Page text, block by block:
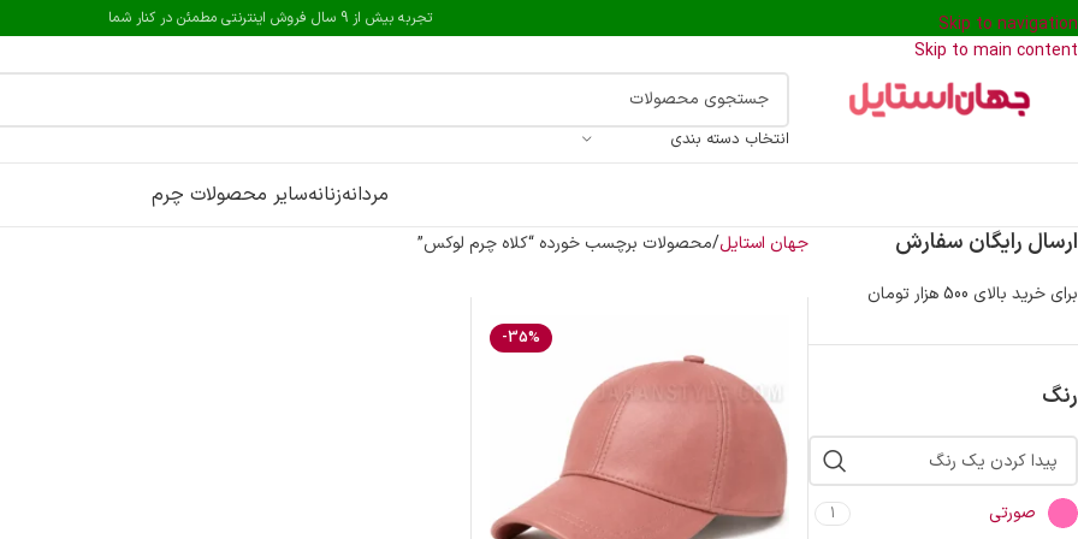
Skip to navigation
Skip to main content
تجربه بیش از 9 سال فروش اینترنتی مطمئن در کنار شما
انتخاب دسته بندی
مردانهزنانهسایر محصولات چرم
ارسال رایگان سفارش
برای خرید بالای 500 هزار تومان
رنگ
صورتی 1
جهان استایل محصولات برچسب خورده “کلاه چرم لوکس”
-35%